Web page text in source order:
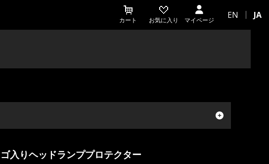
カート お気に入り マイページ EN JA
入りヘッドランププロテクター